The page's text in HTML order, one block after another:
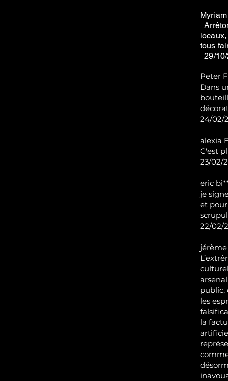
tous
29/
Peter
Dans
24/02/
alexia
C'est
23/02/
eric
je
et
22/02/
public,
les
la